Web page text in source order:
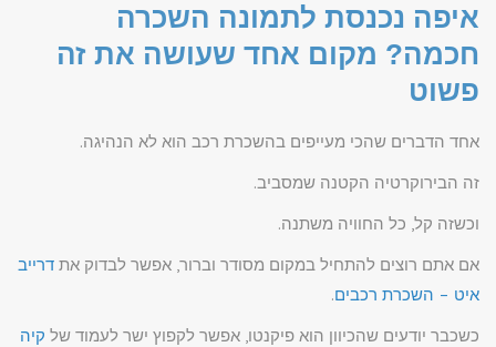
איפה נכנסת לתמונה השכרה
חכמה? מקום אחד שעושה את זה
פשוט
אחד הדברים שהכי מעייפים בהשכרת רכב הוא לא הנהיגה.
זה הבירוקרטיה הקטנה שמסביב.
וכשזה קל, כל החוויה משתנה.
אם אתם רוצים להתחיל במקום מסודר וברור, אפשר לבדוק את דרייב
איט – השכרת רכבים.
כשכבר יודעים שהכיוון הוא פיקנטו, אפשר לקפוץ ישר לעמוד של קיה